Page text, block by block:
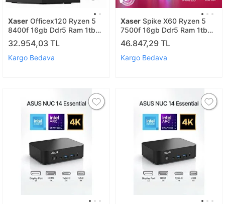
Xaser Officex120 Ryzen 5
8400f 16gb Ddr5 Ram 1tb
M.2 Ssd Gt610 Ekran Kartı
Ofis Bilgisayarı
32.954,03 TL
Kargo Bedava
Xaser Spike X60 Ryzen 5
7500f 16gb Ddr5 Ram 1tb
M.2 Nvme Ssd 6gb Rtx3050
Masaüstü Oyuncu Bilgisayarı
46.847,29 TL
Kargo Bedava